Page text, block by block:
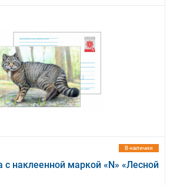
В наличии
с наклеенной маркой «N» «Лесной